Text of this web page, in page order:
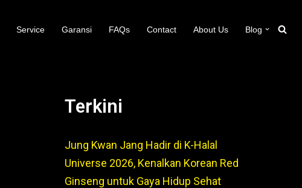
Service Garansi FAQs Contact About Us Blog
Terkini
Jung Kwan Jang Hadir di K-Halal
Universe 2026, Kenalkan Korean Red
Ginseng untuk Gaya Hidup Sehat